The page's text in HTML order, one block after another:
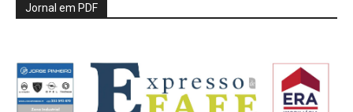
Jornal em PDF